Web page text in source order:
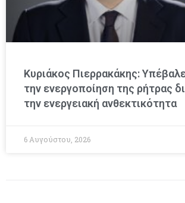
Κυριάκος Πιερρακάκης:
την ενεργοποίηση της ρήτρας
την ενεργειακή ανθεκτικότητα
6 Αυγούστου, 2026